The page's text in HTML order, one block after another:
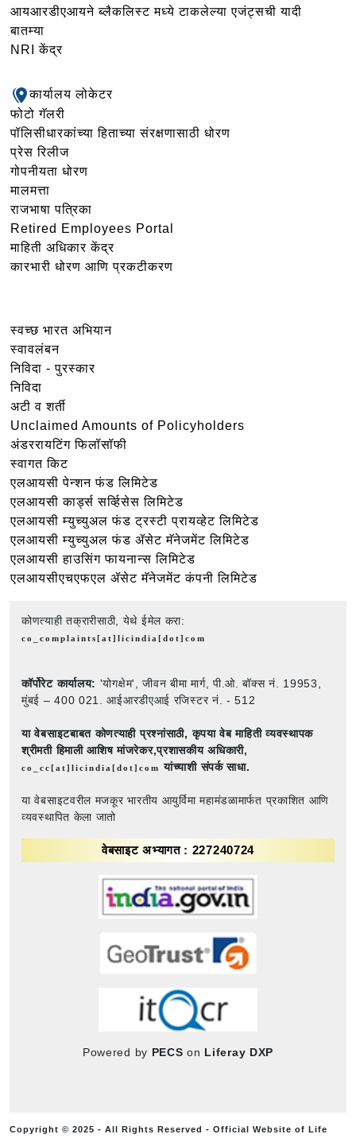
आयआरडीएआयने ब्लैकलिस्ट मध्ये टाकलेल्या एजंट्सची यादी
बातम्या
NRI केंद्र
कार्यालय लोकेटर
फोटो गॅलरी
पॉलिसीधारकांच्या हिताच्या संरक्षणासाठी धोरण
प्रेस रिलीज
गोपनीयता धोरण
मालमत्ता
राजभाषा पत्रिका
Retired Employees Portal
माहिती अधिकार केंद्र
कारभारी धोरण आणि प्रकटीकरण
स्वच्छ भारत अभियान
स्वावलंबन
निविदा - पुरस्कार
निविदा
अटी व शर्ती
Unclaimed Amounts of Policyholders
अंडररायटिंग फिलॉसॉफी
स्वागत किट
एलआयसी पेन्शन फंड लिमिटेड
एलआयसी कार्ड्स सर्व्हिसेस लिमिटेड
एलआयसी म्युच्युअल फंड ट्रस्टी प्रायव्हेट लिमिटेड
एलआयसी म्युच्युअल फंड ॲसेट मॅनेजमेंट लिमिटेड
एलआयसी हाउसिंग फायनान्स लिमिटेड
एलआयसीएचएफएल ॲसेट मॅनेजमेंट कंपनी लिमिटेड
कोणत्याही तक्रारीसाठी, येथे ईमेल करा:
co_complaints[at]licindia[dot]com
कॉर्पोरेट कार्यालय: 'योगक्षेम', जीवन बीमा मार्ग, पी.ओ. बॉक्स नं. 19953,
मुंबई – 400 021. आईआरडीएआई रजिस्टर नं. - 512
या वेबसाइटबाबत कोणत्याही प्रश्नांसाठी, कृपया वेब माहिती व्यवस्थापक
श्रीमती हिमाली आशिष मांजरेकर,प्रशासकीय अधिकारी,
co_cc[at]licindia[dot]comयांच्याशी संपर्क साधा.
या वेबसाइटवरील मजकूर भारतीय आयुर्विमा महामंडळामार्फत प्रकाशित आणि
व्यवस्थापित केला जातो
वेबसाइट अभ्यागत : 227240724
Powered by PECS on Liferay DXP
Copyright © 2025 - All Rights Reserved - Official Website of Life